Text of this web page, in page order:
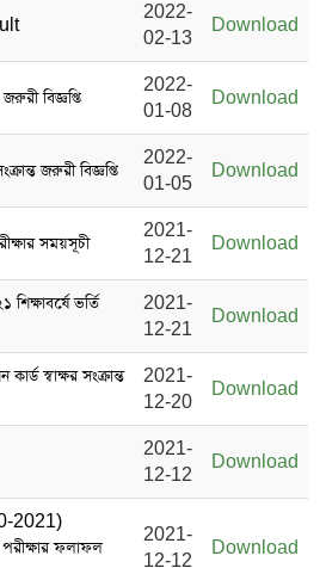
2022-
02-13
Download
বিজ্ঞপ্তি
2022-
01-08
Download
জরুরী বিজ্ঞপ্তি
2022-
01-05
Download
সময়সূচী
2021-
12-21
Download
ভর্তি
2021-
12-21
Download
স্বাক্ষর সংক্রান্ত
2021-
12-20
Download
2021-
12-12
Download
2021)
পরীক্ষার ফলাফল
2021-
12-12
Download